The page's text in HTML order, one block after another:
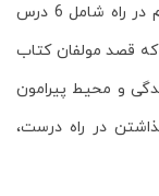
اندیشه شامل 8 درس و بخش دوم با عنوان قدم در راه شامل 6 درس
قصد مولفان کتاب
و محیط پیرامون
در راه درست،